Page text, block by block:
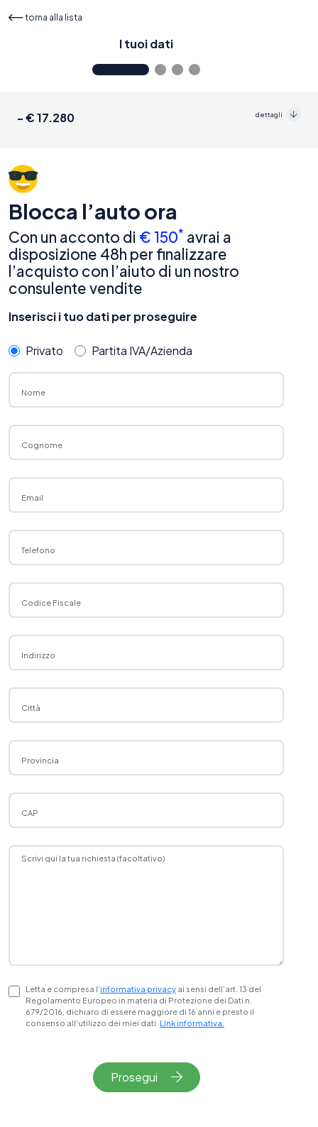
torna alla lista
I tuoi dati
Blocca l’auto ora
Con un acconto di € 150* avrai a
disposizione 48h per finalizzare
l’acquisto con l’aiuto di un nostro
consulente vendite
Inserisci i tuo dati per proseguire
Privato Partita IVA/Azienda
Letta e compresa l’informativa privacy ai sensi dell’art. 13 del
Regolamento Europeo in materia di Protezione dei Dati n.
679/2016, dichiaro di essere maggiore di 16 anni e presto il
consenso all’utilizzo dei miei dati. Link informativa.
Prosegui
- € 17.280 dettagli